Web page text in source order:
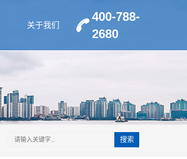
关于我们
400-788-
2680
搜索